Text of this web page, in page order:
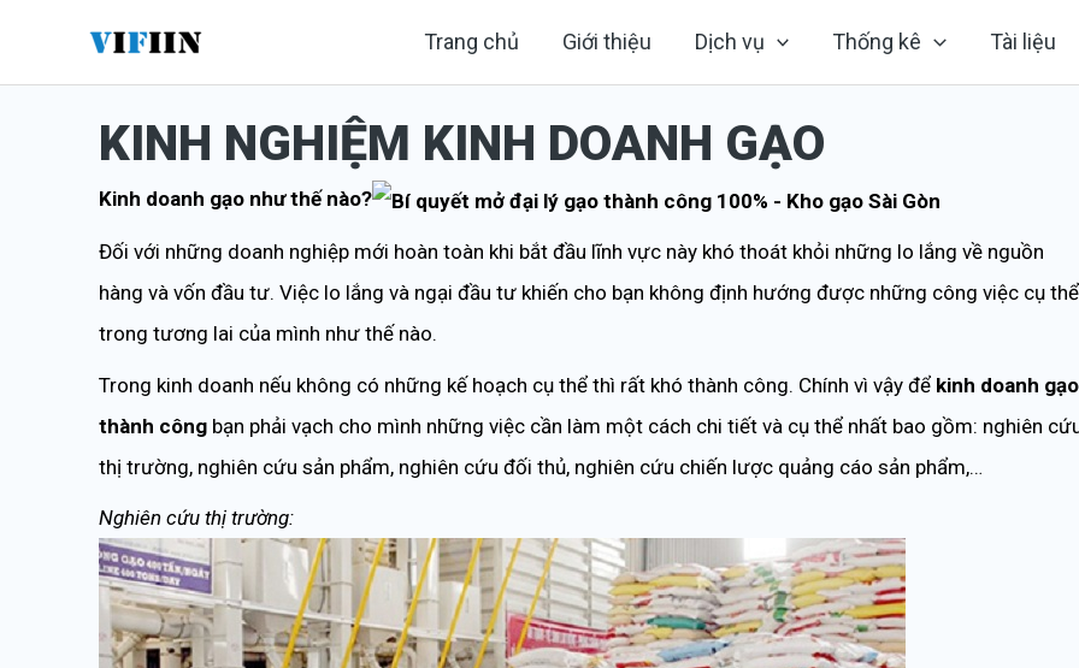
Trang chủ Giới thiệu Dịch vụ Thống kê Tài liệu
KINH NGHIỆM KINH DOANH GẠO
Kinh doanh gạo như thế nào?
Đối với những doanh nghiệp mới hoàn toàn khi bắt đầu lĩnh vực này khó thoát khỏi những lo lắng về nguồn
hàng và vốn đầu tư. Việc lo lắng và ngại đầu tư khiến cho bạn không định hướng được những công việc cụ thể
trong tương lai của mình như thế nào.
Trong kinh doanh nếu không có những kế hoạch cụ thể thì rất khó thành công. Chính vì vậy để kinh doanh gạo
thành công bạn phải vạch cho mình những việc cần làm một cách chi tiết và cụ thể nhất bao gồm: nghiên
thị trường, nghiên cứu sản phẩm, nghiên cứu đối thủ, nghiên cứu chiến lược quảng cáo sản phẩm,…
Nghiên cứu thị trường: